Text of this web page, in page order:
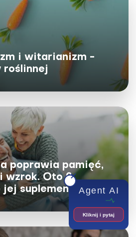
zdrowe starzenie się.
i jaka jest jego rola?
diety, pirolochinolinochinon
nowych mitochondriów
W badaniach z...
i witarianizm -
roślinnej
poprawia pamięć,
wzrok. Oto 9
jej suplementacjiAgent AI
Kliknij i pytaj